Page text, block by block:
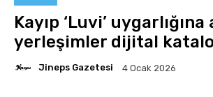
Kayıp ‘Luvi’ uygarlığına
yerleşimler dijital
Jineps Gazetesi 4 Ocak 2026